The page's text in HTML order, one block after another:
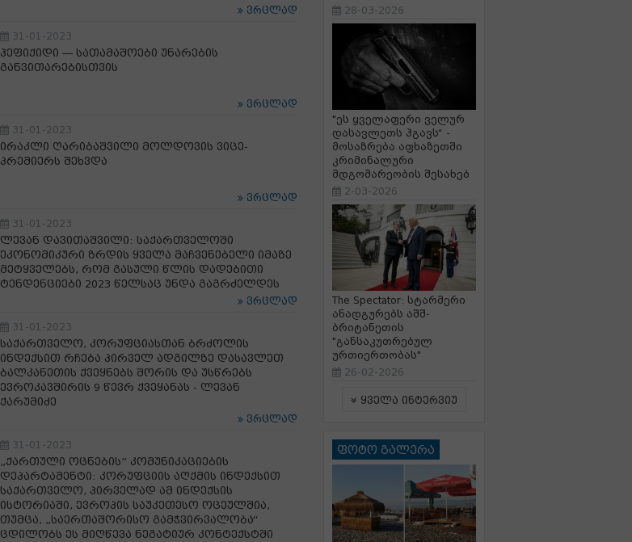
ვრცლად
31-01-2023
ჰეფიქიდი — სათამაშოები უნარების
განვითარებისთვის
ვრცლად
31-01-2023
ირაკლი ღარიბაშვილი მოლდოვის ვიცე-
პრემიერს შეხვდა
ვრცლად
31-01-2023
ლევან დავითაშვილი: საქართველოში
ეკონომიკური ზრდის ყველა მაჩვენებელი იმაზე
მეტყველებს, რომ გასული წლის დადებითი
ტენდენციები 2023 წელსაც უნდა გაგრძელდეს
ვრცლად
31-01-2023
საქართველო, კორუფციასთან ბრძოლის
ინდექსით რჩება პირველ ადგილზე დასავლეთ
ბალკანეთის ქვეყნებს შორის და უსწრებს
ევროკავშირის 9 წევრ ქვეყანას - ლევან
ქარუმიძე
ვრცლად
31-01-2023
„ქართული ოცნების” კომუნიკაციების
დეპარტამენტი: კორუფციის აღქმის ინდექსით
საქართველო, პირველად ამ ინდექსის
ისტორიაში, ევროპის საუკეთესო ოცეულშია,
თუმცა, „საერთაშორისო გამჭვირვალობა“
ცდილობს ეს მიღწევა ნეგატიურ კონტექსტში
28-03-2026
"ეს ყველაფერი ველურ
დასავლეთს ჰგავს“ -
მოსაზრება აფხაზეთში
კრიმინალური
მდგომარეობის შესახებ
2-03-2026
The Spectator: სტარმერი
ანადგურებს აშშ-
ბრიტანეთის
"განსაკუთრებულ
ურთიერთობას"
26-02-2026
ყველა ინტერვიუ
ფოტო გალერა